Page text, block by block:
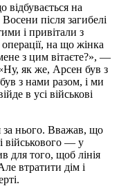
на
після загибелі
і привітали з
на що жінка
з цим вітаєте?», —
як же, Арсен був з
з нами разом, і ми
в усі військові
за нього. Вважав, що
військового — у
для того, щоб лінія
втратити дім і